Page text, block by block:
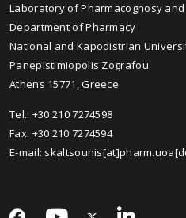
Laboratory of Pharmacognosy
Department of Pharmacy
National and Kapodistrian
Panepistimiopolis Zografou
Athens 15771, Greece
Tel.: +30 210 7274598
Fax: +30 210 7274594
E-mail: